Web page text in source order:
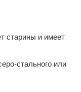
старины и имеет
стального или